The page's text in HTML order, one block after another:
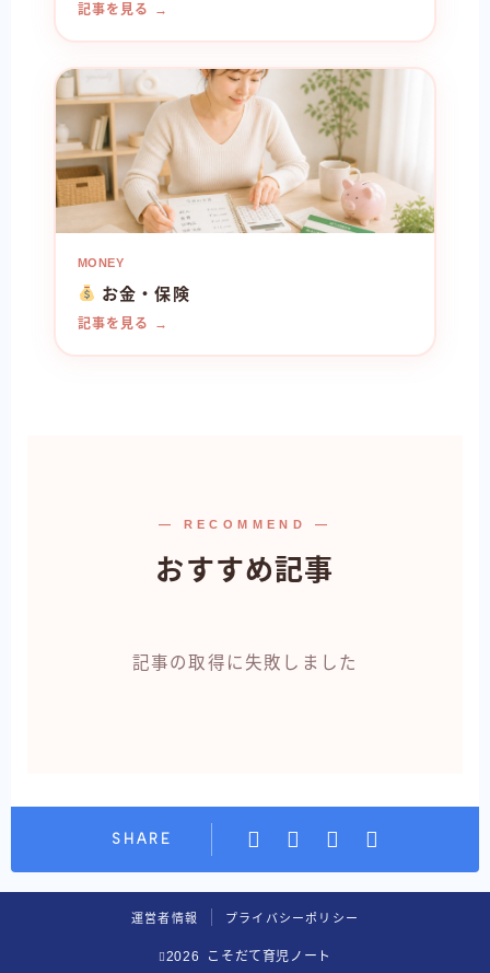
記事を見る →
MONEY
お金・保険
記事を見る →
— RECOMMEND —
おすすめ記事
記事の取得に失敗しました
SHARE
運営者情報 プライバシーポリシー
2026 こそだて育児ノート